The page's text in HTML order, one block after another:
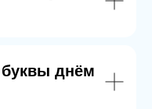
буквы днём